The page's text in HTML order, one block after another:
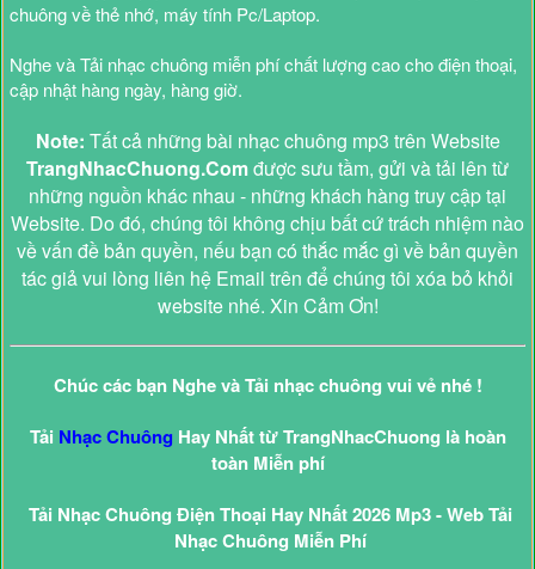
chuông về thẻ nhớ, máy tính Pc/Laptop.
Nghe và Tải nhạc chuông miễn phí chất lượng cao cho điện thoại,
cập nhật hàng ngày, hàng giờ.
Note: Tất cả những bài nhạc chuông mp3 trên Website
TrangNhacChuong.Comđược sưu tầm, gửi và tải lên từ
những nguồn khác nhau - những khách hàng truy cập tại
Website. Do đó, chúng tôi không chịu bất cứ trách nhiệm nào
về vấn đề bản quyền, nếu bạn có thắc mắc gì về bản quyền
tác giả vui lòng liên hệ Email trên để chúng tôi xóa bỏ khỏi
website nhé. Xin Cảm Ơn!
Chúc các bạn Nghe và Tải nhạc chuông vui vẻ nhé !
Tải Nhạc Chuông Hay Nhất từ TrangNhacChuong là hoàn
toàn Miễn phí
Tải Nhạc Chuông Điện Thoại Hay Nhất 2026 Mp3 - Web Tải
Nhạc Chuông Miễn Phí